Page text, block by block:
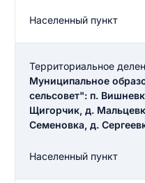
Населенный пункт
Территориальное
Муниципальное
сельсовет": п.
Щигорчик, д.
Семеновка, д.
Населенный пункт